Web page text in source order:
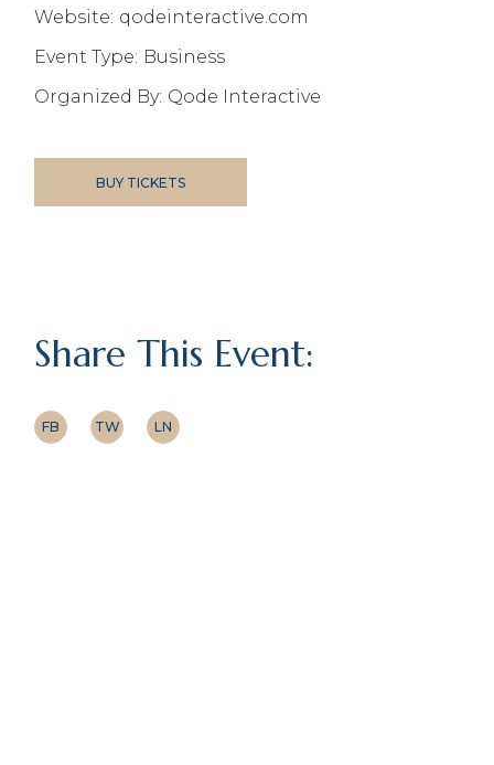
Website: qodeinteractive.com
Event Type: Business
Organized By: Qode Interactive
BUY TICKETS
Share This Event:
FB TW LN